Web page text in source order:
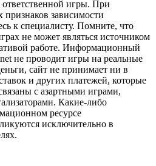
игры. При
зависимости
к специалисту. Помните, что
не может являться источником
работе. Информационный
не проводит игры на реальные
сайт не принимает ни в
и других платежей, которые
с азартными играми,
Какие-либо
ресурсе
исключительно в